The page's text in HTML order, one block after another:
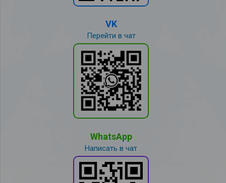
VK
Перейти в чат
WhatsApp
Написать в чат